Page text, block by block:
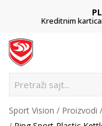
Kreditnim
P
Sport Vision Proizvodi